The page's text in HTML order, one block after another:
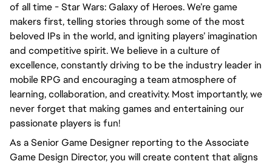
of all time - Star Wars: Galaxy of Heroes. We’re game
makers first, telling stories through some of the most
beloved IPs in the world, and igniting players’ imagination
and competitive spirit. We believe in a culture of
excellence, constantly driving to be the industry leader in
mobile RPG and encouraging a team atmosphere of
learning, collaboration, and creativity. Most importantly, we
never forget that making games and entertaining our
passionate players is fun!
As a Senior Game Designer reporting to the Associate
Game Design Director, you will create content that aligns